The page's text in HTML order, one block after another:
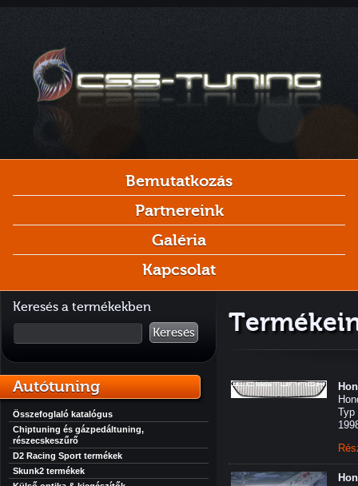
Bemutatkozás
Partnereink
Galéria
Kapcsolat
Keresés a termékekben
Keresés
Autótuning
Összefoglaló katalógus
Chiptuning és gázpedáltuning,
részecskeszűrő
D2 Racing Sport termékek
Skunk2 termékek
Typ